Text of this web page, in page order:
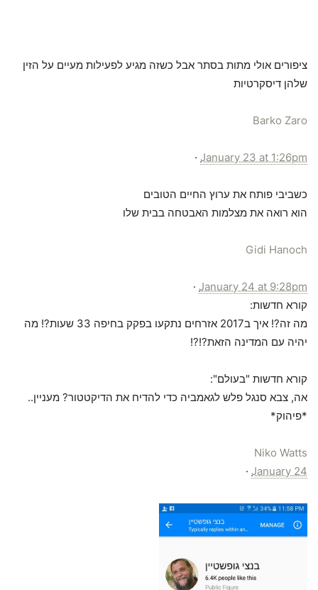
ציפורים אולי מתות בסתר אבל כשזה מגיע לפעילות מעיים על הזין
שלהן דיסקרטיות
Barko Zaro
January 23 at 1:26pm
·
כשביבי פותח את ערוץ החיים הטובים
הוא רואה את מצלמות האבטחה בבית שלו
Gidi Hanoch
January 24 at 9:28pm
·
קורא חדשות:
מה זה?! איך ב2017 אזרחים נתקעו בפקק בחיפה 33 שעות?! מה
יהיה עם המדינה הזאת?!?!
קורא חדשות "בעולם":
אה, צבא סנגל פלש לגאמביה כדי להדיח את הדיקטטור? מעניין..
*פיהוק*
Niko Watts
January 24
·